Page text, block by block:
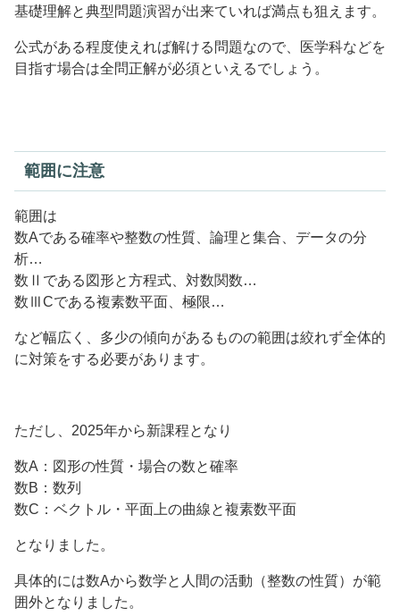
基礎理解と典型問題演習が出来ていれば満点も狙えます。
公式がある程度使えれば解ける問題なので、医学科などを
目指す場合は全問正解が必須といえるでしょう。
範囲に注意
範囲は
数Aである確率や整数の性質、論理と集合、データの分
析…
数Ⅱである図形と方程式、対数関数…
数ⅢCである複素数平面、極限…
など幅広く、多少の傾向があるものの範囲は絞れず全体的
に対策をする必要があります。
ただし、2025年から新課程となり
数A：図形の性質・場合の数と確率
数B：数列
数C：ベクトル・平面上の曲線と複素数平面
となりました。
具体的には数Aから数学と人間の活動（整数の性質）が範
囲外となりました。